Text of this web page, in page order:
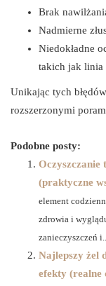
Brak
Nadmierne
Niedokładne
takich jak linia
Unikając tych
rozszerzonymi
Podobne posty:
Oczyszczanie
(praktyczne
element
zdrowia i
zanieczyszczeń i...
Najlepszy żel
efekty (realne